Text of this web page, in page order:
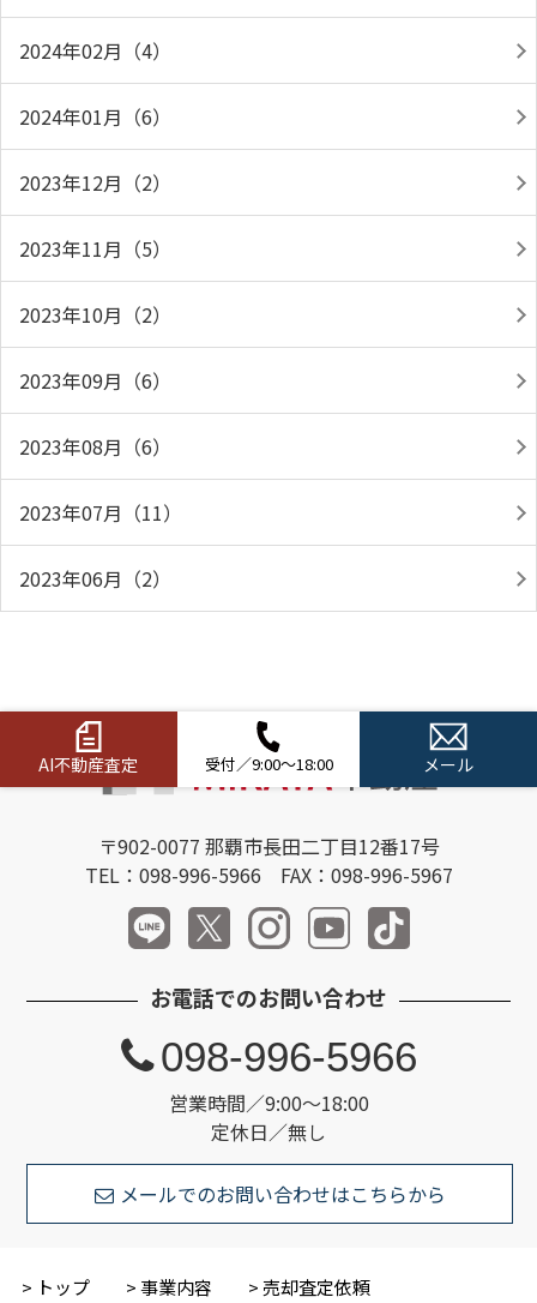
2024年02月（4）
2024年01月（6）
2023年12月（2）
2023年11月（5）
2023年10月（2）
2023年09月（6）
2023年08月（6）
2023年07月（11）
2023年06月（2）
AI不動産査定 受付／9:00～18:00 メール
〒902-0077 那覇市長田二丁目12番17号
TEL：098-996-5966 FAX：098-996-5967
お電話でのお問い合わせ
営業時間／9:00～18:00
定休日／無し
098-996-5966
メールでのお問い合わせはこちらから
トップ 事業内容 売却査定依頼